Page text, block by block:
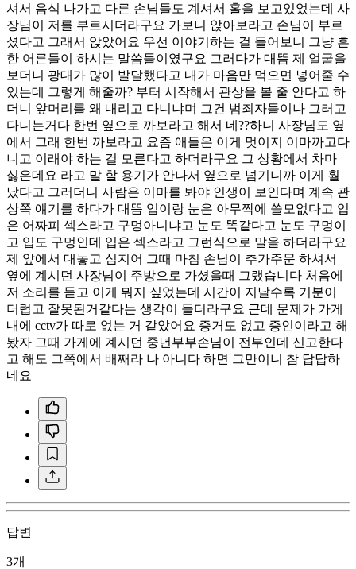
셔서 음식 나가고 다른 손님들도 계셔서 홀을 보고있었는데 사
장님이 저를 부르시더라구요 가보니 앉아보라고 손님이 부르
셨다고 그래서 앉았어요 우선 이야기하는 걸 들어보니 그냥 흔
한 어른들이 하시는 말씀들이였구요 그러다가 대뜸 제 얼굴을
보더니 광대가 많이 발달했다고 내가 마음만 먹으면 넣어줄 수
있는데 그렇게 해줄까? 부터 시작해서 관상을 볼 줄 안다고 하
더니 앞머리를 왜 내리고 다니냐며 그건 범죄자들이나 그러고
다니는거다 한번 옆으로 까보라고 해서 네??하니 사장님도 옆
에서 그래 한번 까보라고 요즘 애들은 이게 멋이지 이마까고다
니고 이래야 하는 걸 모른다고 하더라구요 그 상황에서 차마
싫은데요 라고 말 할 용기가 안나서 옆으로 넘기니까 이게 훨
났다고 그러더니 사람은 이마를 봐야 인생이 보인다며 계속 관
상쪽 얘기를 하다가 대뜸 입이랑 눈은 아무짝에 쓸모없다고 입
은 어짜피 섹스라고 구멍아니냐고 눈도 똑같다고 눈도 구멍이
고 입도 구멍인데 입은 섹스라고 그런식으로 말을 하더라구요
제 앞에서 대놓고 심지어 그때 마침 손님이 추가주문 하셔서
옆에 계시던 사장님이 주방으로 가셨을때 그랬습니다 처음에
저 소리를 듣고 이게 뭐지 싶었는데 시간이 지날수록 기분이
더럽고 잘못된거같다는 생각이 들더라구요 근데 문제가 가게
내에 cctv가 따로 없는 거 같았어요 증거도 없고 증인이라고 해
봤자 그때 가게에 계시던 중년부부손님이 전부인데 신고한다
고 해도 그쪽에서 배째라 나 아니다 하면 그만이니 참 답답하
네요
답변
3개